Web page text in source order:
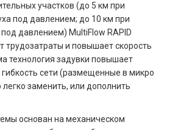
участков (до 5 км при
под давлением; до 10 км при
давлением) MultiFlow RAPID
трудозатраты и повышает скорость
технология задувки повышает
сети (размещенные в микро
заменить, или дополнить
основан на механическом